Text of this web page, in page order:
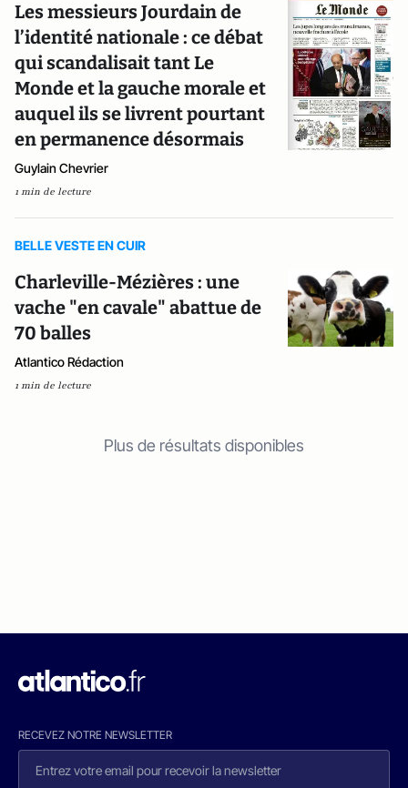
Les messieurs Jourdain de
l’identité nationale : ce débat
qui scandalisait tant Le
Monde et la gauche morale et
auquel ils se livrent pourtant
en permanence désormais
Guylain Chevrier
1 min de lecture
BELLE VESTE EN CUIR
Charleville-Mézières : une
vache "en cavale" abattue de
70 balles
Atlantico Rédaction
1 min de lecture
Plus de résultats disponibles
RECEVEZ NOTRE NEWSLETTER